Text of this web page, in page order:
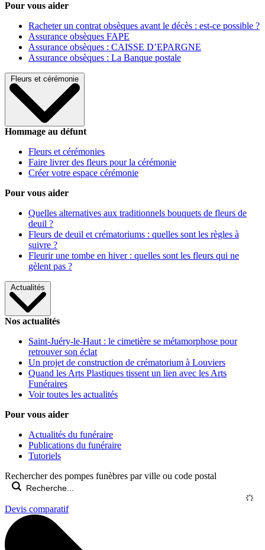
Pour vous aider
Racheter un contrat obsèques avant le décès : est-ce possible ?
Assurance obsèques FAPE
Assurance obsèques : CAISSE D’EPARGNE
Assurance obsèques : La Banque postale
Fleurs et cérémonie
Hommage au défunt
Fleurs et cérémonies
Faire livrer des fleurs pour la cérémonie
Créer votre espace cérémonie
Pour vous aider
Quelles alternatives aux traditionnels bouquets de fleurs de
deuil ?
Fleurs de deuil et crématoriums : quelles sont les règles à
suivre ?
Fleurir une tombe en hiver : quelles sont les fleurs qui ne
gèlent pas ?
Actualités
Nos actualités
Saint-Juéry-le-Haut : le cimetière se métamorphose pour
retrouver son éclat
Un projet de construction de crématorium à Louviers
Quand les Arts Plastiques tissent un lien avec les Arts
Funéraires
Voir toutes les actualités
Pour vous aider
Actualités du funéraire
Publications du funéraire
Tutoriels
Rechercher des pompes funèbres par ville ou code postal
Devis comparatif